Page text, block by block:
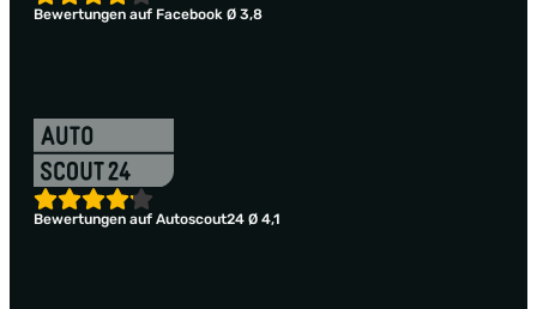
Bewertungen auf Facebook Ø 3,8
Bewertungen auf Autoscout24 Ø 4,1